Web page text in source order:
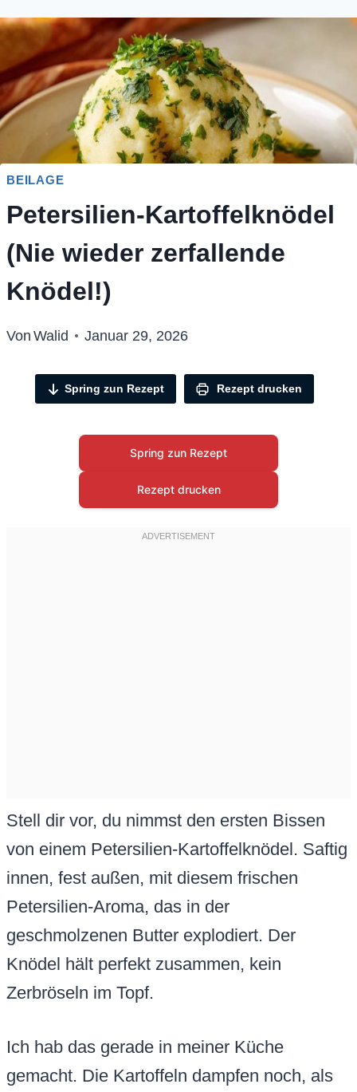
BEILAGE
Petersilien-Kartoffelknödel
(Nie wieder zerfallende
Knödel!)
Von Walid Januar 29, 2026
Spring zun Rezept Rezept drucken
Spring zun Rezept
Rezept drucken
Stell dir vor, du nimmst den ersten Bissen
von einem Petersilien-Kartoffelknödel. Saftig
innen, fest außen, mit diesem frischen
Petersilien-Aroma, das in der
geschmolzenen Butter explodiert. Der
Knödel hält perfekt zusammen, kein
Zerbröseln im Topf.
Ich hab das gerade in meiner Küche
gemacht. Die Kartoffeln dampfen noch, als